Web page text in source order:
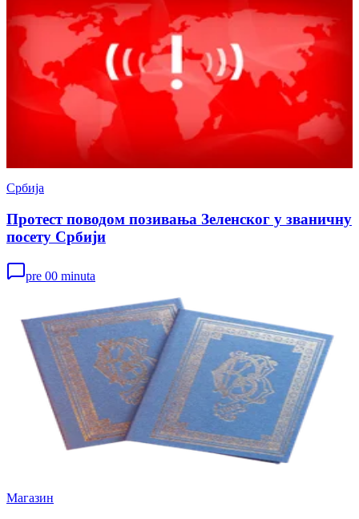
Србија
Протест поводом позивања Зеленског у званичну
посету Србији
pre 00 minuta
Магазин